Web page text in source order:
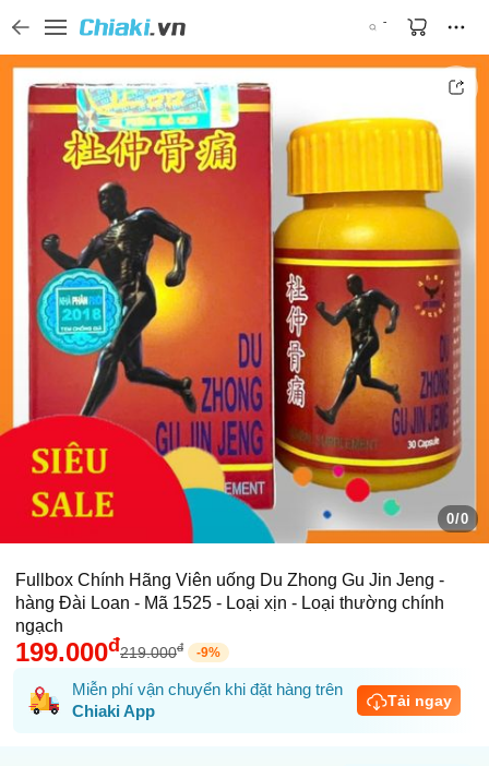
0/0
Fullbox Chính Hãng Viên uống Du Zhong Gu Jin Jeng -
hàng Đài Loan - Mã 1525 - Loại xịn - Loại thường chính
ngạch
199.000đ219.000đ -9%
Miễn phí vận chuyển khi đặt hàng trên
Chiaki App
Tải ngay